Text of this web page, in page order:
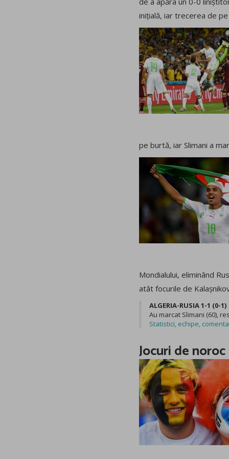
inițială, iar trecerea de
pe burtă, iar Slimani a
Mondialului, eliminând
atât focurile de
ALGERIA-RUSIA 1-1 (0-1)
Au marcat Slimani (60),
Statistici, echipe,
Jocuri de noroc